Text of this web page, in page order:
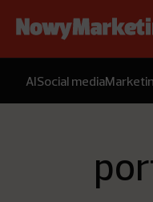
AISocial media